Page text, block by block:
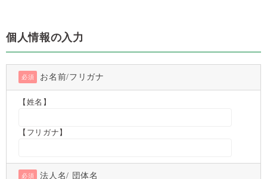
個人情報の入力
必須 お名前/フリガナ
【姓名】
【フリガナ】
必須 法人名/ 団体名